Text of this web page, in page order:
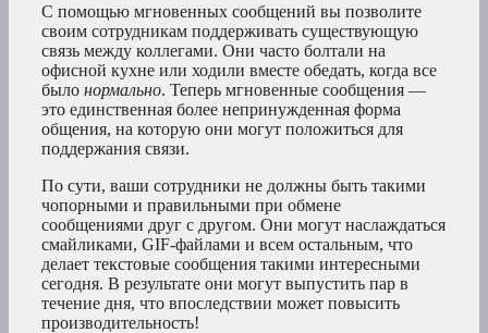
С помощью мгновенных сообщений вы позволите
своим сотрудникам поддерживать существующую
связь между коллегами. Они часто болтали на
офисной кухне или ходили вместе обедать, когда все
было нормально. Теперь мгновенные сообщения —
это единственная более непринужденная форма
общения, на которую они могут положиться для
поддержания связи.
По сути, ваши сотрудники не должны быть такими
чопорными и правильными при обмене
сообщениями друг с другом. Они могут наслаждаться
смайликами, GIF-файлами и всем остальным, что
делает текстовые сообщения такими интересными
сегодня. В результате они могут выпустить пар в
течение дня, что впоследствии может повысить
производительность!